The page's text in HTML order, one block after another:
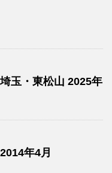
玉・東松山 2025年
年4月